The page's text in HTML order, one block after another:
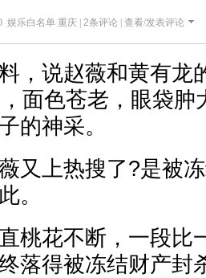
娱乐白名单 重庆 | 2条评论 | 查看/发表评论
，说赵薇和黄有龙
面色苍老，眼袋肿
的神采。
又上热搜了?是被
。
桃花不断，一段比
落得被冻结财产封